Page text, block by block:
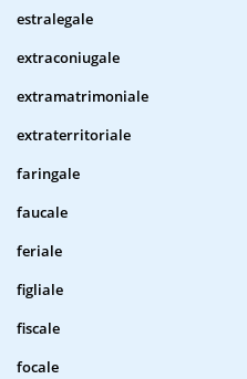
estralegale
extraconiugale
extramatrimoniale
extraterritoriale
faringale
faucale
feriale
figliale
fiscale
focale